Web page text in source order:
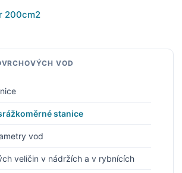
200cm2
VOD
stanice
vod
veličin v nádržích a v rybnících